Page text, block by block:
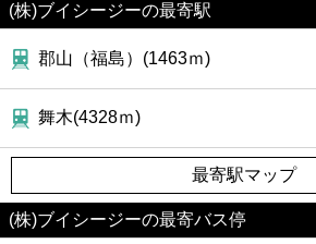
(株)ブイシージーの最寄駅
郡山（福島）(1463ｍ)
舞木(4328ｍ)
最寄駅マップ
(株)ブイシージーの最寄バス停